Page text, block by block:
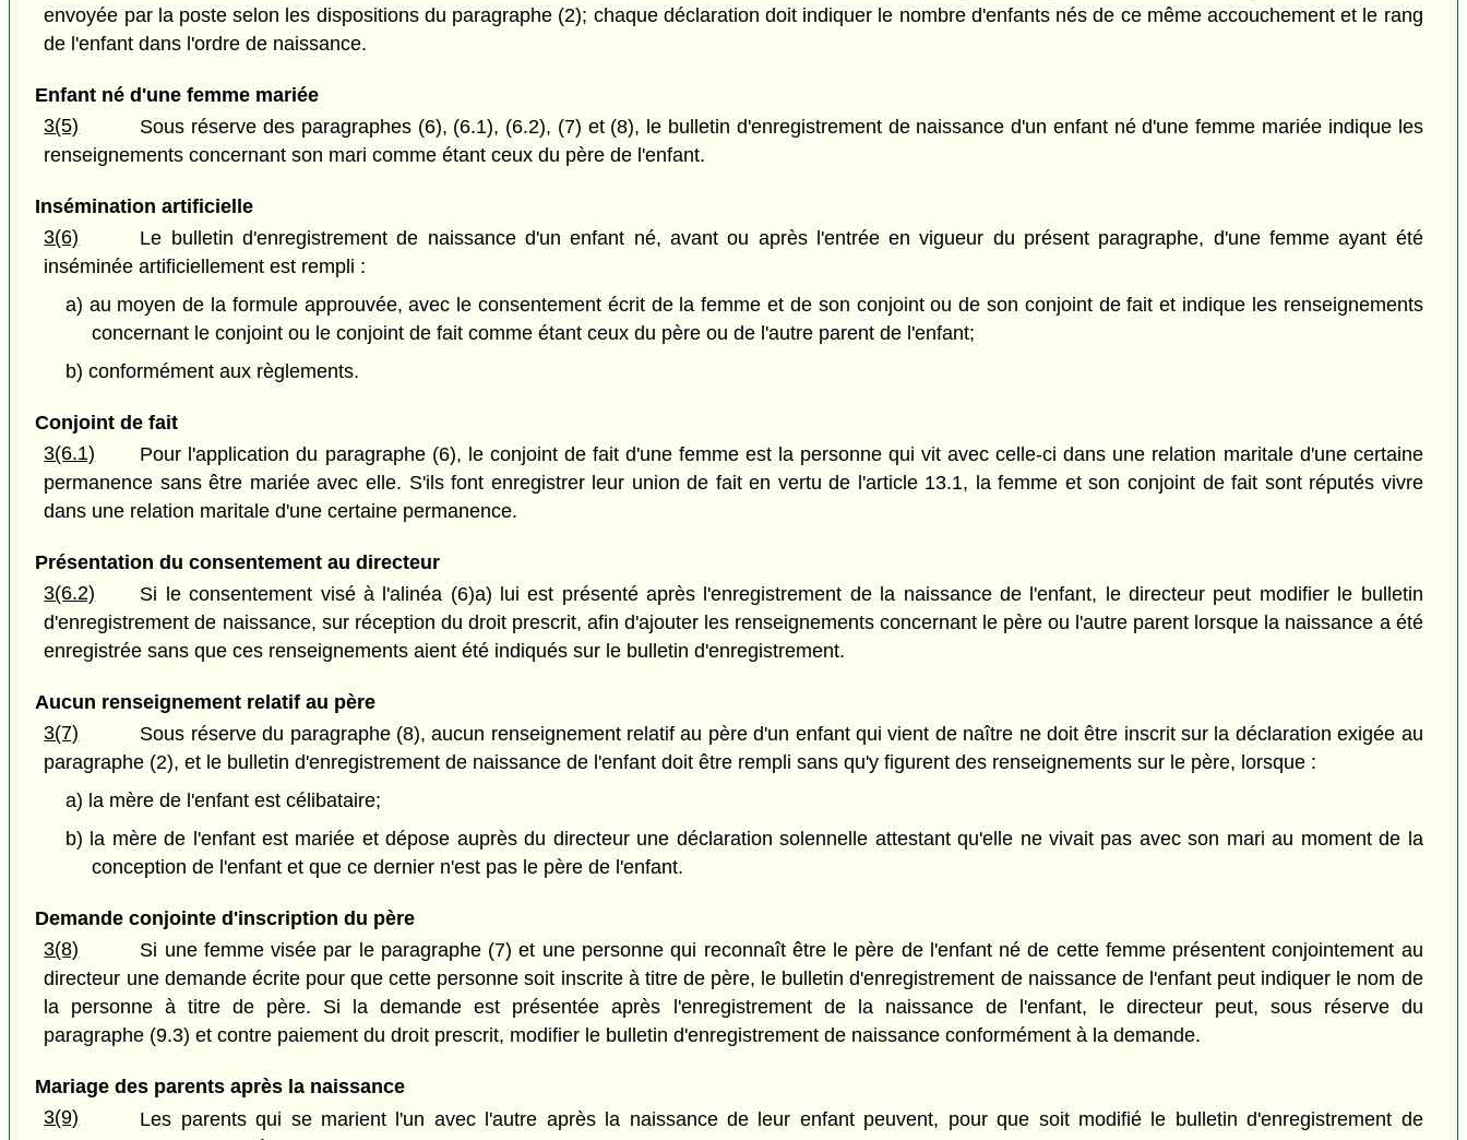
envoyée par la poste selon les dispositions du paragraphe (2); chaque déclaration doit indiquer le nombre d'enfants nés de ce même accouchement et le rang
de l'enfant dans l'ordre de naissance.
Enfant né d'une femme mariée
3(5)
Sous réserve des paragraphes (6), (6.1), (6.2), (7) et (8), le bulletin d'enregistrement de naissance d'un enfant né d'une femme mariée indique les
renseignements concernant son mari comme étant ceux du père de l'enfant.
Insémination artificielle
3(6)
Le bulletin d'enregistrement de naissance d'un enfant né, avant ou après l'entrée en vigueur du présent paragraphe, d'une femme ayant été
inséminée artificiellement est rempli :
a) au moyen de la formule approuvée, avec le consentement écrit de la femme et de son conjoint ou de son conjoint de fait et indique les renseignements
concernant le conjoint ou le conjoint de fait comme étant ceux du père ou de l'autre parent de l'enfant;
b) conformément aux règlements.
Conjoint de fait
3(6.1)
Pour l'application du paragraphe (6), le conjoint de fait d'une femme est la personne qui vit avec celle-ci dans une relation maritale d'une certaine
permanence sans être mariée avec elle. S'ils font enregistrer leur union de fait en vertu de l'article 13.1, la femme et son conjoint de fait sont réputés vivre
dans une relation maritale d'une certaine permanence.
Présentation du consentement au directeur
3(6.2)
Si le consentement visé à l'alinéa (6)a) lui est présenté après l'enregistrement de la naissance de l'enfant, le directeur peut modifier le bulletin
d'enregistrement de naissance, sur réception du droit prescrit, afin d'ajouter les renseignements concernant le père ou l'autre parent lorsque la naissance a été
enregistrée sans que ces renseignements aient été indiqués sur le bulletin d'enregistrement.
Aucun renseignement relatif au père
3(7)
Sous réserve du paragraphe (8), aucun renseignement relatif au père d'un enfant qui vient de naître ne doit être inscrit sur la déclaration exigée au
paragraphe (2), et le bulletin d'enregistrement de naissance de l'enfant doit être rempli sans qu'y figurent des renseignements sur le père, lorsque :
a) la mère de l'enfant est célibataire;
b) la mère de l'enfant est mariée et dépose auprès du directeur une déclaration solennelle attestant qu'elle ne vivait pas avec son mari au moment de la
conception de l'enfant et que ce dernier n'est pas le père de l'enfant.
Demande conjointe d'inscription du père
3(8)
Si une femme visée par le paragraphe (7) et une personne qui reconnaît être le père de l'enfant né de cette femme présentent conjointement au
directeur une demande écrite pour que cette personne soit inscrite à titre de père, le bulletin d'enregistrement de naissance de l'enfant peut indiquer le nom de
la personne à titre de père. Si la demande est présentée après l'enregistrement de la naissance de l'enfant, le directeur peut, sous réserve du
paragraphe (9.3) et contre paiement du droit prescrit, modifier le bulletin d'enregistrement de naissance conformément à la demande.
Mariage des parents après la naissance
3(9)
Les parents qui se marient l'un avec l'autre après la naissance de leur enfant peuvent, pour que soit modifié le bulletin d'enregistrement de